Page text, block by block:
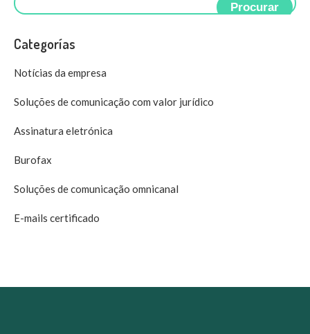
Procurar
Categorías
Notícias da empresa
Soluções de comunicação com valor jurídico
Assinatura eletrónica
Burofax
Soluções de comunicação omnicanal
E-mails certificado